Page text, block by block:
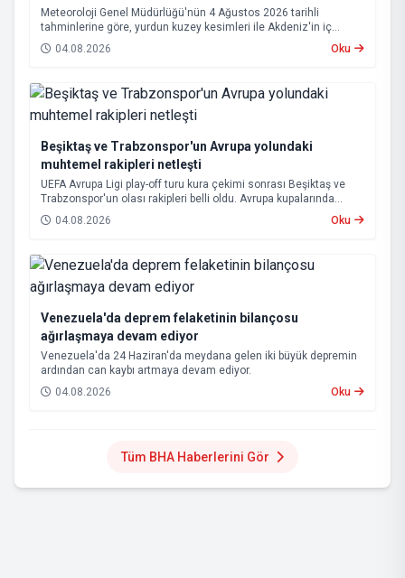
Meteoroloji Genel Müdürlüğü'nün 4 Ağustos 2026 tarihli
tahminlerine göre, yurdun kuzey kesimleri ile Akdeniz'in iç
bölgelerinde yer yer sağanak ve gök gürültülü sağanak yağış
bekleniyor.
04.08.2026 Oku
Beşiktaş ve Trabzonspor'un Avrupa yolundaki
muhtemel rakipleri netleşti
UEFA Avrupa Ligi play-off turu kura çekimi sonrası Beşiktaş ve
Trabzonspor'un olası rakipleri belli oldu. Avrupa kupalarında
yoluna devam eden Beşiktaş ve Trabzonspor, grup aşamasına
kalabilmek için kritik eşleşmelerle karşı karşıya gelecek.
04.08.2026 Oku
Venezuela'da deprem felaketinin bilançosu
ağırlaşmaya devam ediyor
Venezuela'da 24 Haziran'da meydana gelen iki büyük depremin
ardından can kaybı artmaya devam ediyor.
04.08.2026
Oku
Tüm BHA Haberlerini Gör